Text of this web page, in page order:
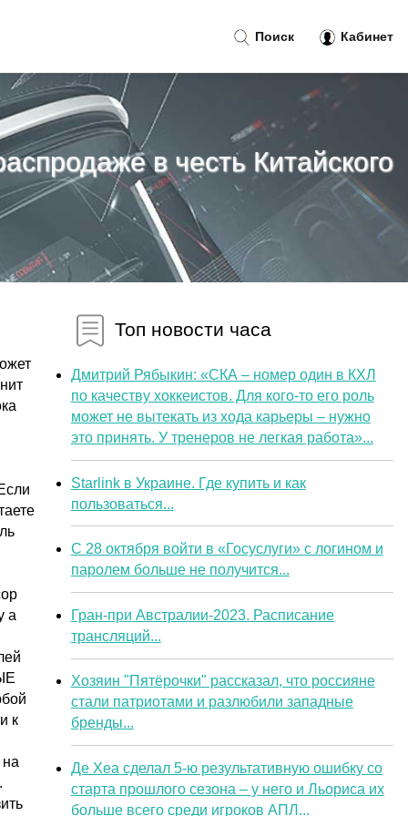
в честь Китайского
а
к
Топ новости часа
Дмитрий Рябыкин: «СКА – номер один в КХЛ
по качеству хоккеистов. Для кого-то его роль
может не вытекать из хода карьеры – нужно
это принять. У тренеров не легкая работа»...
Starlink в Украине. Где купить и как
пользоваться...
С 28 октября войти в «Госуслуги» с логином и
паролем больше не получится...
Гран-при Австралии-2023. Расписание
трансляций...
Хозяин "Пятёрочки" рассказал, что россияне
стали патриотами и разлюбили западные
бренды...
Де Хеа сделал 5-ю результативную ошибку со
старта прошлого сезона – у него и Льориса их
больше всего среди игроков АПЛ...
Поиск Кабинет